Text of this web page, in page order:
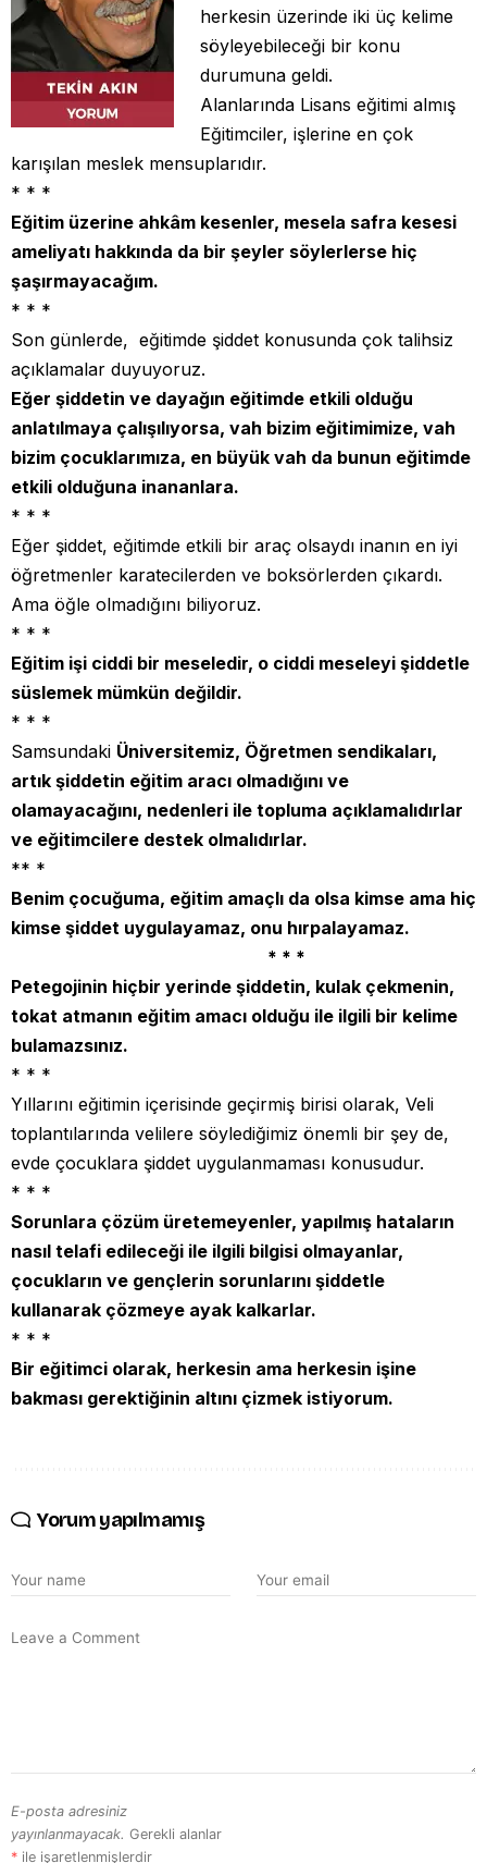
herkesin üzerinde iki üç kelime
söyleyebileceği bir konu
durumuna geldi.
Alanlarında Lisans eğitimi almış
Eğitimciler, işlerine en çok
karışılan meslek mensuplarıdır.
* * *
Eğitim üzerine ahkâm kesenler, mesela safra kesesi
ameliyatı hakkında da bir şeyler söylerlerse hiç
şaşırmayacağım.
* * *
Son günlerde, eğitimde şiddet konusunda çok talihsiz
açıklamalar duyuyoruz.
Eğer şiddetin ve dayağın eğitimde etkili olduğu
anlatılmaya çalışılıyorsa, vah bizim eğitimimize, vah
bizim çocuklarımıza, en büyük vah da bunun eğitimde
etkili olduğuna inananlara.
* * *
Eğer şiddet, eğitimde etkili bir araç olsaydı inanın en iyi
öğretmenler karatecilerden ve boksörlerden çıkardı.
Ama öğle olmadığını biliyoruz.
* * *
Eğitim işi ciddi bir meseledir, o ciddi meseleyi şiddetle
süslemek mümkün değildir.
* * *
Samsundaki Üniversitemiz, Öğretmen sendikaları,
artık şiddetin eğitim aracı olmadığını ve
olamayacağını, nedenleri ile topluma açıklamalıdırlar
ve eğitimcilere destek olmalıdırlar.
** *
Benim çocuğuma, eğitim amaçlı da olsa kimse ama hiç
kimse şiddet uygulayamaz, onu hırpalayamaz.
* * *
Petegojinin hiçbir yerinde şiddetin, kulak çekmenin,
tokat atmanın eğitim amacı olduğu ile ilgili bir kelime
bulamazsınız.
* * *
Yıllarını eğitimin içerisinde geçirmiş birisi olarak, Veli
toplantılarında velilere söylediğimiz önemli bir şey de,
evde çocuklara şiddet uygulanmaması konusudur.
* * *
Sorunlara çözüm üretemeyenler, yapılmış hataların
nasıl telafi edileceği ile ilgili bilgisi olmayanlar,
çocukların ve gençlerin sorunlarını şiddetle
kullanarak çözmeye ayak kalkarlar.
* * *
Bir eğitimci olarak, herkesin ama herkesin işine
bakması gerektiğinin altını çizmek istiyorum.
Yorum yapılmamış
E-posta adresiniz
yayınlanmayacak. Gerekli alanlar
* ile işaretlenmişlerdir